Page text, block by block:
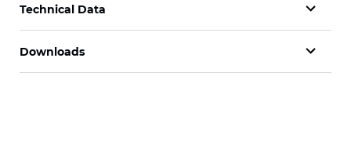
Technical Data
Downloads